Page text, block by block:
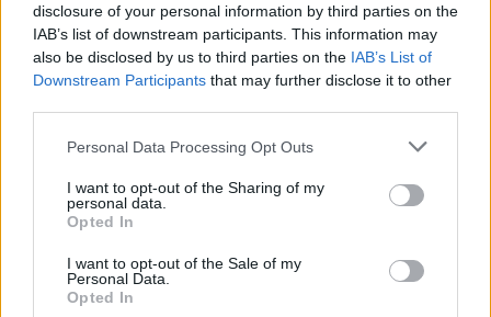
disclosure of your personal information by third parties on the
IAB’s list of downstream participants. This information may
also be disclosed by us to third parties on the IAB’s List of
Downstream Participants that may further disclose it to other
Personal Data Processing Opt Outs
I want to opt-out of the Sharing of my
personal data.
Opted In
I want to opt-out of the Sale of my
Personal Data.
Opted In